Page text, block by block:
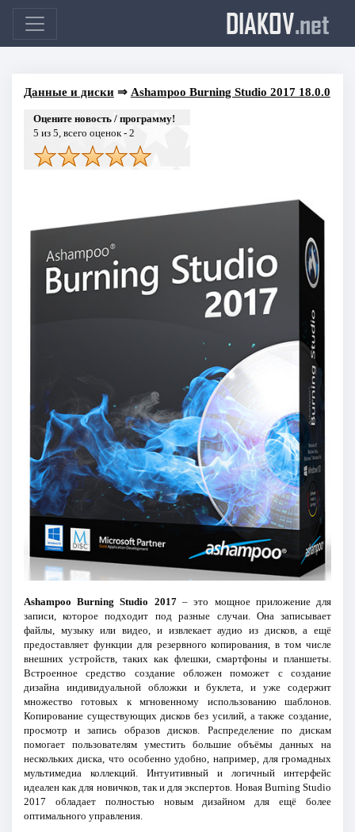
DIAKOV.net
Данные и диски⇒ Ashampoo Burning Studio 2017 18.0.0
Оцените новость / программу!
5 из 5, всего оценок - 2
Ashampoo Burning Studio 2017– это мощное приложение для
записи, которое подходит под разные случаи. Она записывает
файлы, музыку или видео, и извлекает аудио из дисков, а ещё
предоставляет функции для резервного копирования, в том числе
внешних устройств, таких как флешки, смартфоны и планшеты.
Встроенное средство создание обложен поможет с создание
дизайна индивидуальной обложки и буклета, и уже содержит
множество готовых к мгновенному использованию шаблонов.
Копирование существующих дисков без усилий, а также создание,
просмотр и запись образов дисков. Распределение по дискам
помогает пользователям уместить большие объёмы данных на
нескольких диска, что особенно удобно, например, для громадных
мультимедиа коллекций. Интуитивный и логичный интерфейс
идеален как для новичков, так и для экспертов. Новая Burning Studio
2017 обладает полностью новым дизайном для ещё более
оптимального управления.